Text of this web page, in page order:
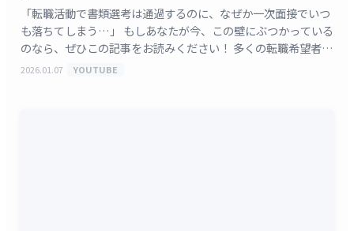
「転職活動で書類選考は通過するのに、なぜか一次面接でいつ
も落ちてしまう…」 もしあなたが今、この壁にぶつかっている
のなら、ぜひこの記事をお読みください！ 多くの転職希望者
が、一次面接を「単なる情報交換の場」と捉えがちです
2026.01.07 YOUTUBE